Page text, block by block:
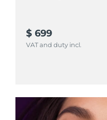
$ 699
VAT and duty incl.